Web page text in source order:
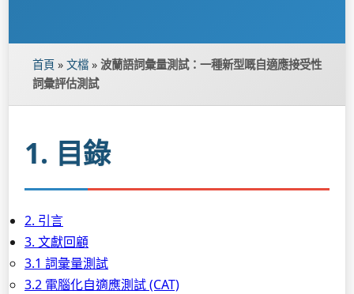
首頁 » 文檔 » 波蘭語詞彙量測試：一種新型嘅自適應接受性
詞彙評估測試
1. 目錄
2. 引言
3. 文獻回顧
3.1 詞彙量測試
3.2 電腦化自適應測試 (CAT)